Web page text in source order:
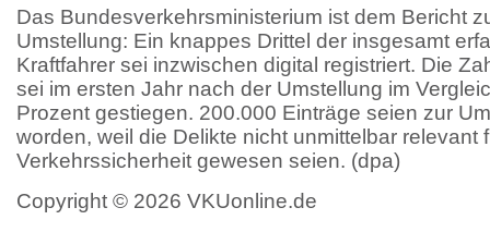
Das Bundesverkehrsministerium ist dem Bericht
Umstellung: Ein knappes Drittel der insgesamt
Kraftfahrer sei inzwischen digital registriert. Die
sei im ersten Jahr nach der Umstellung im
Prozent gestiegen. 200.000 Einträge seien zur
worden, weil die Delikte nicht unmittelbar relevant
Verkehrssicherheit gewesen seien. (dpa)
Copyright © 2026 VKUonline.de